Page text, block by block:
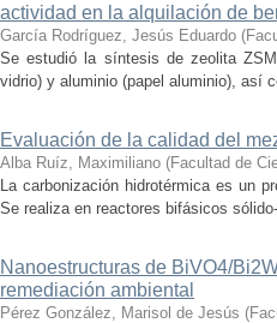
actividad en la alquilación de
García Rodríguez, Jesús Eduardo (
Se estudió la síntesis de zeolita
vidrio) y aluminio (papel aluminio), así
Evaluación de la calidad del
Alba Ruíz, Maximiliano (Facultad de
La carbonización hidrotérmica es un
Se realiza en reactores bifásicos
Nanoestructuras de BiVO4/
remediación ambiental
Pérez González, Marisol de Jesús (